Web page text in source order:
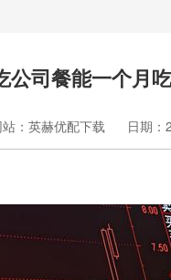
司餐能一个月
站：英赫优配下载 日期